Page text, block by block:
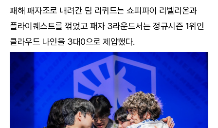
패해 패자조로 내려간 팀 리퀴드는 쇼피파이 리벨리온과
플라이퀘스트를 꺾었고 패자 3라운드서는 정규시즌 1위인
클라우드 나인을 3대0으로 제압했다.